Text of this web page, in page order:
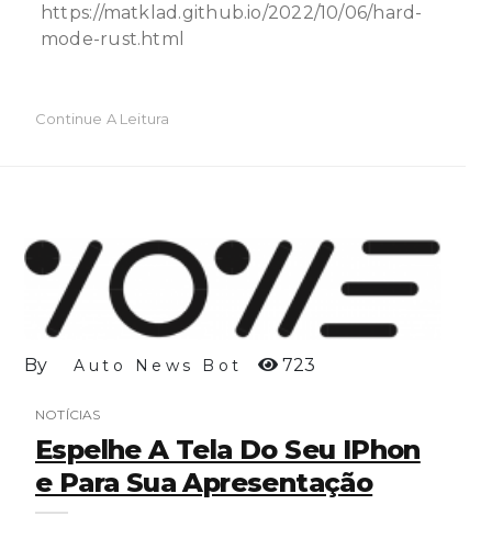
https://matklad.github.io/2022/10/06/hard-
mode-rust.html
Continue A Leitura
By Auto News Bot 723
NOTÍCIAS
Espelhe A Tela Do Seu IPhon
E Para Sua Apresentação